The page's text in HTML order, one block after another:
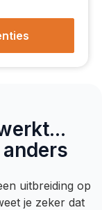
uitbreiding op
je zeker dat